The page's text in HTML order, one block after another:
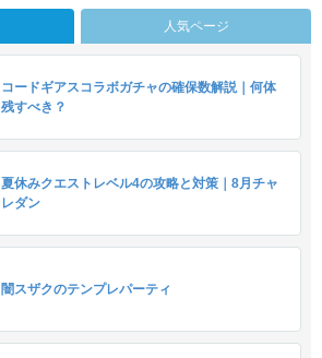
人気ページ
コードギアスコラボガチャの確保数解説｜何体
残すべき？
夏休みクエストレベル4の攻略と対策｜8月チャ
レダン
闇スザクのテンプレパーティ